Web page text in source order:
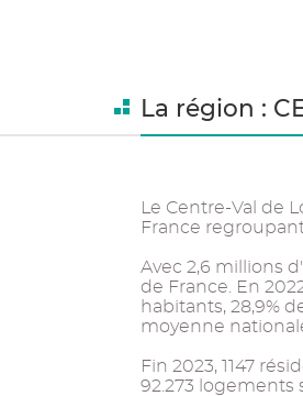
La région :
Le Centre-Val de
France
Avec 2,6 millions
de France. En
habitants, 28,9%
moyenne
Fin 2023, 1147
92.273 logements